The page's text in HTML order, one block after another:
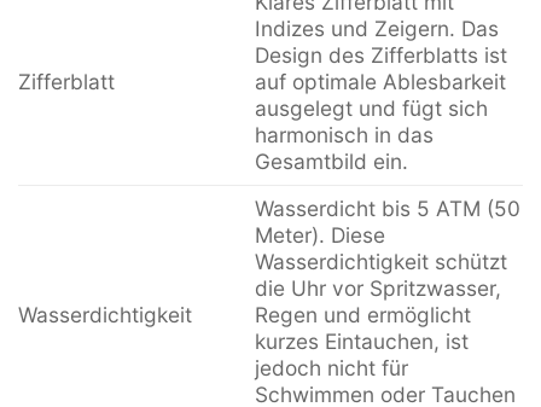
Zifferblatt
Indizes und Zeigern. Das
Design des Zifferblatts ist
auf optimale Ablesbarkeit
ausgelegt und fügt sich
harmonisch in das
Gesamtbild ein.
Wasserdichtigkeit
Wasserdicht bis 5 ATM (50
Meter). Diese
Wasserdichtigkeit schützt
die Uhr vor Spritzwasser,
Regen und ermöglicht
kurzes Eintauchen, ist
jedoch nicht für
Schwimmen oder Tauchen